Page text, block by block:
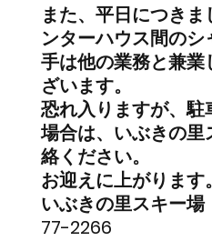
また、平日につき
ンターハウス間の
手は他の業務と兼
ざいます。
恐れ入りますが、
場合は、いぶきの
絡ください。
お迎えに上がります。
いぶきの里スキー
77-2266